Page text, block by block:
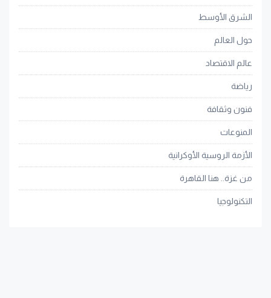
الشرق الأوسط
حول العالم
عالم الاقتصاد
رياضة
فنون وثقافة
المنوعات
الأزمة الروسية الأوكرانية
من غزة.. هنا القاهرة
التكنولوجيا